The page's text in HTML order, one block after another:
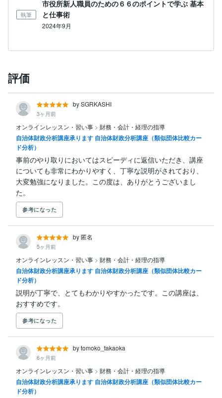
執筆
市役所新人職員のための６６のポイントで学ぶ 基本
と仕事術
2024年9月
評価
by SGRKASHI
3ヶ月前
オンラインレッスン・習い事 > 財務・会計・経理の指導
自治体財政分析講座承ります 自治体財政分析講座（類似団体比較カー
ド分析）
事前のやり取りにおいてはスピーディに返信いただき、講座
についても非常にわかりやすく、丁寧な説明がされており、
大変勉強になりました。この度は、ありがとうございまし
た。
参考になった
by 匿名
5ヶ月前
オンラインレッスン・習い事 > 財務・会計・経理の指導
自治体財政分析講座承ります 自治体財政分析講座（類似団体比較カー
ド分析）
説明が丁寧で、とてもわかりやすかったです。この講座は、
おすすめです。
参考になった
by tomoko_takaoka
6ヶ月前
オンラインレッスン・習い事 > 財務・会計・経理の指導
自治体財政分析講座承ります 自治体財政分析講座（類似団体比較カー
ド分析）